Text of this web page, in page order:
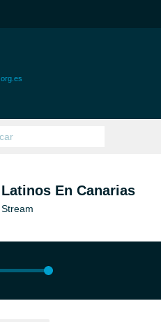
.org.es
Latinos En Canarias
Stream